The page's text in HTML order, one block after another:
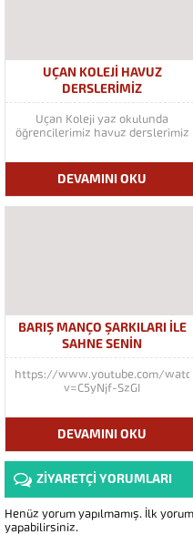
UÇAN KOLEJİ HAVUZ
DERSLERİMİZ
Uçan Koleji yaz okulunda
öğrencilerimiz havuz derslerimiz
DEVAMINI OKU
BARIŞ MANÇO ŞARKILARI İLE
SAHNE SENİN
https://www.youtube.com/
v=C5yNjf-SzGI
DEVAMINI OKU
ZİYARETÇİ YORUMLARI
Henüz yorum yapılmamış. İlk
yapabilirsiniz.